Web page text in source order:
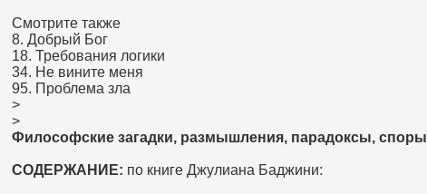
Смотрите также
8. Добрый Бог
18. Требования логики
34. Не вините меня
95. Проблема зла
>
>
Философские загадки, размышления, парадоксы, споры
СОДЕРЖАНИЕ: по книге Джулиана Баджини: